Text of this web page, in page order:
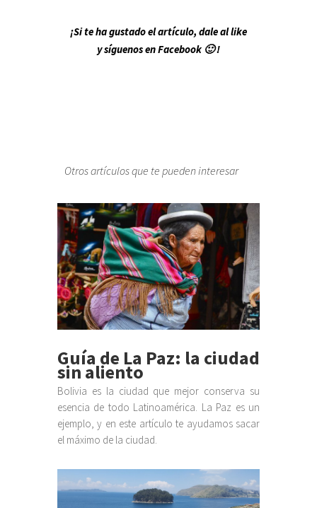
¡Si te ha gustado el artículo, dale al like
y síguenos en Facebook 🙂 !
Otros artículos que te pueden interesar
Guía de La Paz: la ciudad
sin aliento
Bolivia es la ciudad que mejor conserva su
esencia de todo Latinoamérica. La Paz es un
ejemplo, y en este artículo te ayudamos sacar
el máximo de la ciudad.